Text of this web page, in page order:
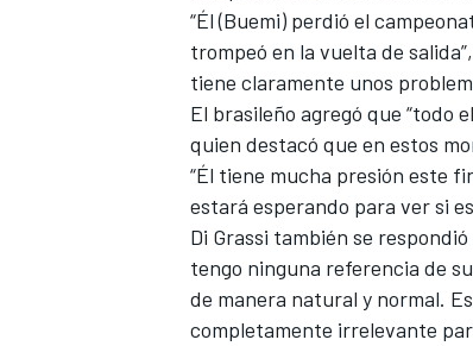
WRC
“Él (Buemi) perdió el
trompeó en la vuelta de
tiene claramente unos
El brasileño agregó que “todo
quien destacó que en estos
“Él tiene mucha presión este
estará esperando para ver si
Di Grassi también se
tengo ninguna referencia de
de manera natural y normal.
completamente irrelevante